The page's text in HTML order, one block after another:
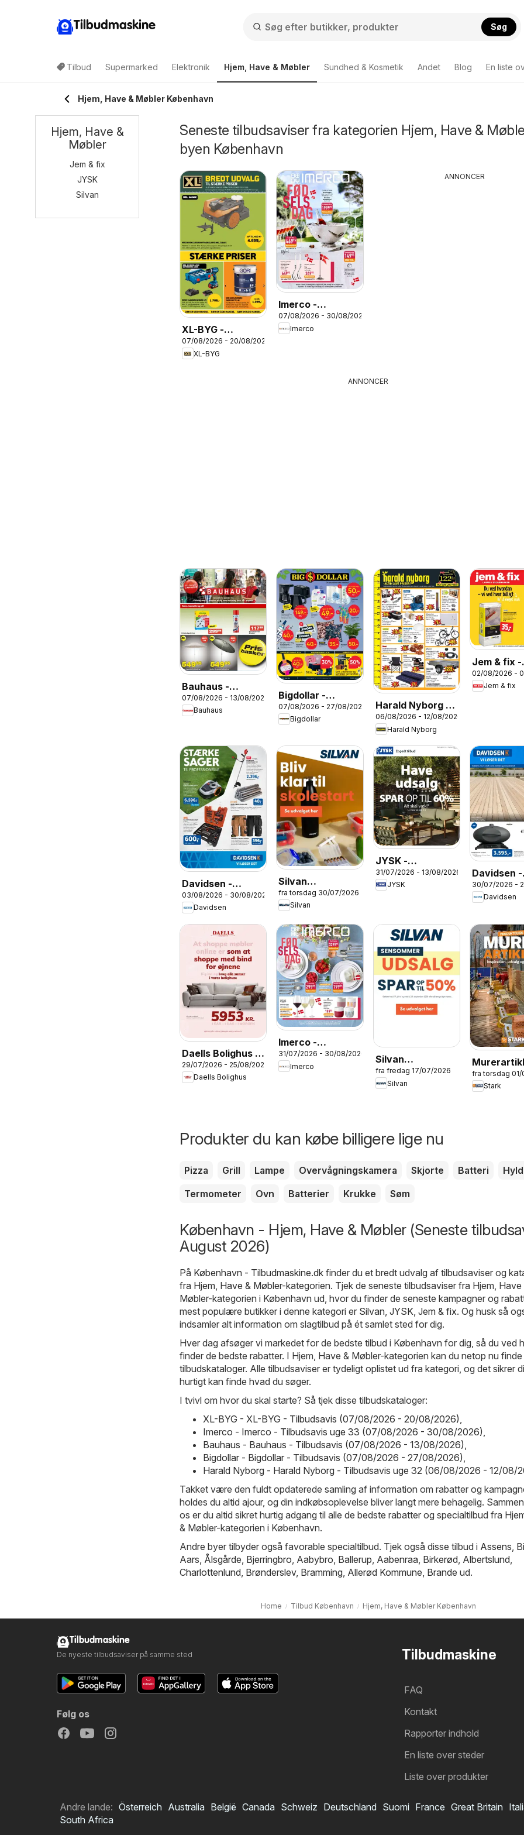
Tilbudmaskine Søg
Tilbud Supermarked Elektronik Hjem, Have & Møbler Sundhed & Kosmetik Andet Blog En liste
Hjem, Have & Møbler København
Seneste tilbudsaviser fra kategorien Hjem, Have &
byen København
XL-BYG -
Tilbudsavis
07/08/2026 - 20/08/2026
XL-BYG
Imerco -
Tilbudsavis uge
33
07/08/2026 - 30/08/2026
Imerco
ANNONCER
ANNONCER
Bauhaus -
Tilbudsavis
07/08/2026 - 13/08/2026
Bauhaus
Bigdollar -
Tilbudsavis
07/08/2026 - 27/08/2026
Bigdollar
Harald Nyborg -
Tilbudsavis uge
32
06/08/2026 - 12/08/2026
Harald Nyborg
Jem & fix -
32
02/08/2026 -
Jem & fix
Davidsen -
Avisen
03/08/2026 - 30/08/2026
Davidsen
Silvan
Produkttilbudsavis
- Skolestart
fra torsdag 30/07/2026
Silvan
JYSK -
Tilbudsavis
31/07/2026 - 13/08/2026
JYSK
Davidsen -
30/07/2026 -
Davidsen
Daells Bolighus -
Tilbudsavis
29/07/2026 - 25/08/2026
Daells Bolighus
Imerco -
Tilbudsavis
31/07/2026 - 30/08/2026
Imerco
Silvan
Produkttilbudsavis
-
fra fredag 17/07/2026
Silvan
fra torsdag 01/
Stark
Produkter du kan købe billigere lige nu
Pizza Grill Lampe Overvågningskamera Skjorte Batteri
Termometer
Ovn Batterier Krukke Søm
København - Hjem, Have & Møbler (Seneste
August 2026)
På København - Tilbudmaskine.dk finder du et bredt udvalg af tilbudsaviser og
fra Hjem, Have & Møbler-kategorien. Tjek de seneste tilbudsaviser fra Hjem, Have
Møbler-kategorien i København ud, hvor du finder de seneste kampagner og
mest populære butikker i denne kategori er Silvan JYSK Jem & fix. Og husk så
indsamler alt information om slagtilbud på ét samlet sted for dig.
Hver dag afsøger vi markedet for de bedste tilbud i København for dig, så du ved
finder de bedste rabatter. I Hjem, Have & Møbler-kategorien kan du netop nu finde
tilbudskataloger. Alle tilbudsaviser er tydeligt oplistet ud fra kategori, og det sikrer
hurtigt kan finde hvad du søger.
I tvivl om hvor du skal starte? Så tjek disse tilbudskataloger:
XL-BYG - XL-BYG - Tilbudsavis (07/08/2026 - 20/08/2026)
Imerco - Imerco - Tilbudsavis uge 33 (07/08/2026 - 30/08/2026)
Bauhaus - Bauhaus - Tilbudsavis (07/08/2026 - 13/08/2026)
Bigdollar - Bigdollar - Tilbudsavis (07/08/2026 - 27/08/2026)
Harald Nyborg - Harald Nyborg - Tilbudsavis uge 32 (06/08/2026 - 12/08/
Takket være den fuldt opdaterede samling af information om rabatter og
holdes du altid ajour, og din indkøbsoplevelse bliver langt mere behagelig.
os er du altid sikret hurtig adgang til alle de bedste rabatter og specialtilbud fra
& Møbler-kategorien i København.
Andre byer tilbyder også favorable specialtilbud. Tjek også disse tilbud i Assens
Aars Ålsgårde Bjerringbro Aabybro Ballerup Aabenraa Birkerød Albertslund
Charlottenlund Brønderslev, Bramming Allerød Kommune Brande ud.
Home Tilbud København Hjem, Have & Møbler København
Hjem, Have &
Møbler
Jem & fix
JYSK
Silvan
Tilbudmaskine
FAQ
Kontakt
Rapporter indhold
En liste over steder
Liste over produkter
Tilbudmaskine
De nyeste tilbudsaviser på samme sted
Følg os
Andre lande: Österreich Australia België Canada Schweiz Deutschland Suomi France Great Britain
South Africa